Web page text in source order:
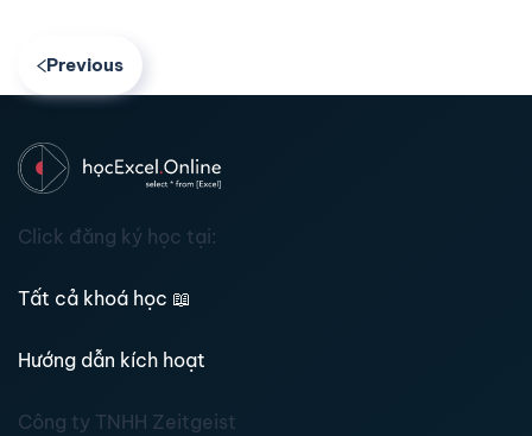
Previous
Click đăng ký học tại:
Tất cả khoá học 📖
Hướng dẫn kích hoạt
Công ty TNHH Zeitgeist